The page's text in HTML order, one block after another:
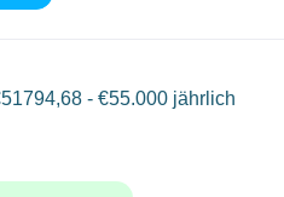
- €55.000 jährlich